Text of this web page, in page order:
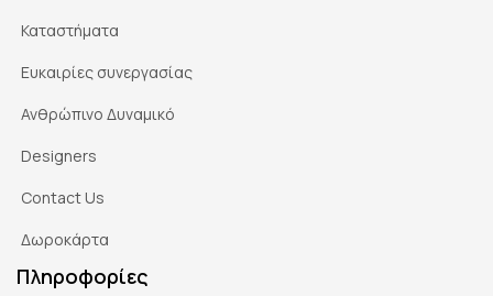
Καταστήματα
Ευκαιρίες συνεργασίας
Ανθρώπινο Δυναμικό
Designers
Contact Us
Δωροκάρτα
Πληροφορίες